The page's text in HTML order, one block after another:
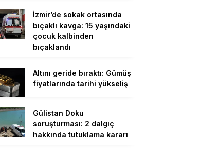
İzmir’de sokak ortasında
bıçaklı kavga: 15 yaşındaki
çocuk kalbinden
bıçaklandı
Altını geride bıraktı: Gümüş
fiyatlarında tarihi yükseliş
Gülistan Doku
soruşturması: 2 dalgıç
hakkında tutuklama kararı